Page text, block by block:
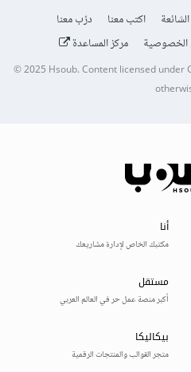
اكتب معنا
درّب معنا
الخصوصية مركز المساعدة
© 2025Hsoub.Content licensed under